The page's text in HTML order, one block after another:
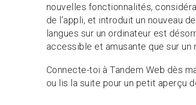
nouvelles fonctionnalités,
de l’appli, et introduit un nouveau
langues sur un ordinateur est
accessible et amusante que sur un
Connecte-toi à Tandem Web dès
ou lis la suite pour un petit aperçu